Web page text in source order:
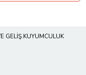
GELİŞ.KUYUMCULUK